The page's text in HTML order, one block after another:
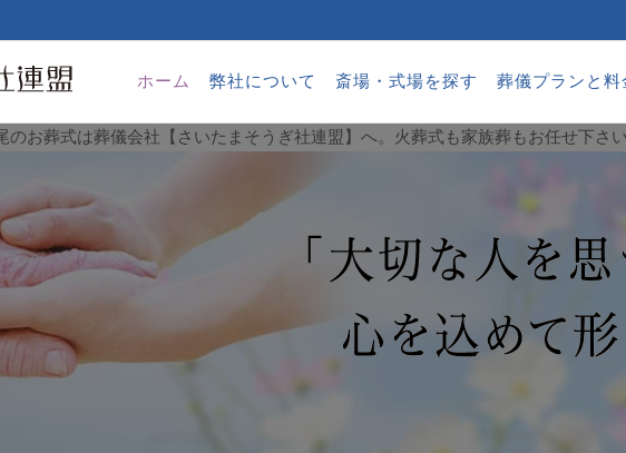
ホーム 弊社について 斎場・式場を探す 葬儀プランと料
のお葬式は葬儀会社【さいたまそうぎ社連盟】へ。火葬式も家族葬もお任せ下さ